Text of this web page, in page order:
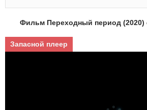
Фильм Переходный период (2020)
Запасной плеер